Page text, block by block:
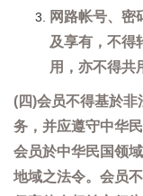
网路帐号、密
及享有，不得
用，亦不得共
(四)会员不得基於非
务，并应遵守中华
会员於中华民国领
地域之法令。会员